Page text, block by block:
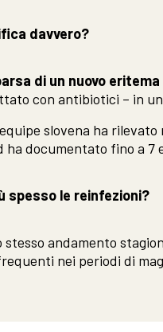
davvero?
di un nuovo
con antibiotici – in
slovena ha
documentato fino a 7
spesso le reinfezioni?
stesso andamento
nei periodi di